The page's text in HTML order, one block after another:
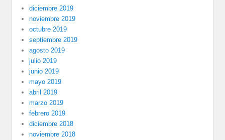
diciembre 2019
noviembre 2019
octubre 2019
septiembre 2019
agosto 2019
julio 2019
junio 2019
mayo 2019
abril 2019
marzo 2019
febrero 2019
diciembre 2018
noviembre 2018